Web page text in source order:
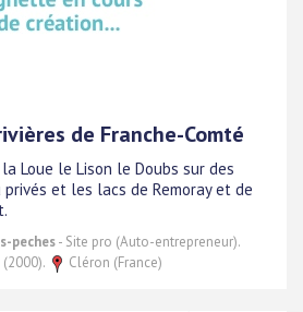
de Franche-Comté
Loue le Lison le Doubs sur des
et les lacs de Remoray et de
peches- Site pro (Auto-entrepreneur).
Cléron (France)